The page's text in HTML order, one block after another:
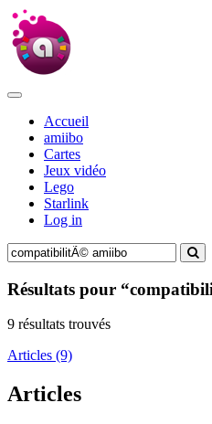
Accueil
amiibo
Cartes
Jeux vidéo
Lego
Starlink
Log in
Résultats pour
9 résultats trouvés
Articles (9)
Articles